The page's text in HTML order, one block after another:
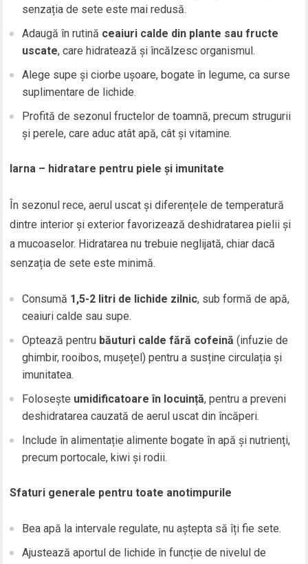
senzația de sete este mai redusă.
Adaugă în rutină ceaiuri calde din plante sau fructe
uscate, care hidratează și încălzesc organismul.
Alege supe și ciorbe ușoare, bogate în legume, ca surse
suplimentare de lichide.
Profită de sezonul fructelor de toamnă, precum strugurii
și perele, care aduc atât apă, cât și vitamine.
Iarna – hidratare pentru piele și imunitate
În sezonul rece, aerul uscat și diferențele de temperatură
dintre interior și exterior favorizează deshidratarea pielii și
a mucoaselor. Hidratarea nu trebuie neglijată, chiar dacă
senzația de sete este minimă.
Consumă 1,5-2 litri de lichide zilnic, sub formă de apă,
ceaiuri calde sau supe.
Optează pentru băuturi calde fără cofeină (infuzie de
ghimbir, rooibos, mușețel) pentru a susține circulația și
imunitatea.
Folosește umidificatoare în locuință, pentru a preveni
deshidratarea cauzată de aerul uscat din încăperi.
Include în alimentație alimente bogate în apă și nutrienți,
precum portocale, kiwi și rodii.
Sfaturi generale pentru toate anotimpurile
Bea apă la intervale regulate, nu aștepta să îți fie sete.
Ajustează aportul de lichide în funcție de nivelul de